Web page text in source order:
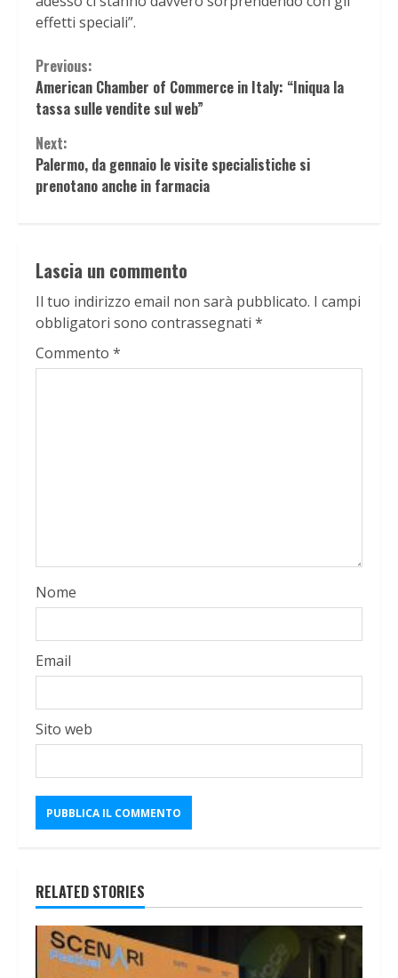
effetti speciali”.
Continue
Reading
Previous:
American Chamber of Commerce in Italy: “Iniqua la
tassa sulle vendite sul web”
Next:
Palermo, da gennaio le visite specialistiche si
prenotano anche in farmacia
Lascia un commento
Il tuo indirizzo email non sarà pubblicato. I campi
obbligatori sono contrassegnati *
Commento *
Nome
Email
Sito web
RELATED STORIES